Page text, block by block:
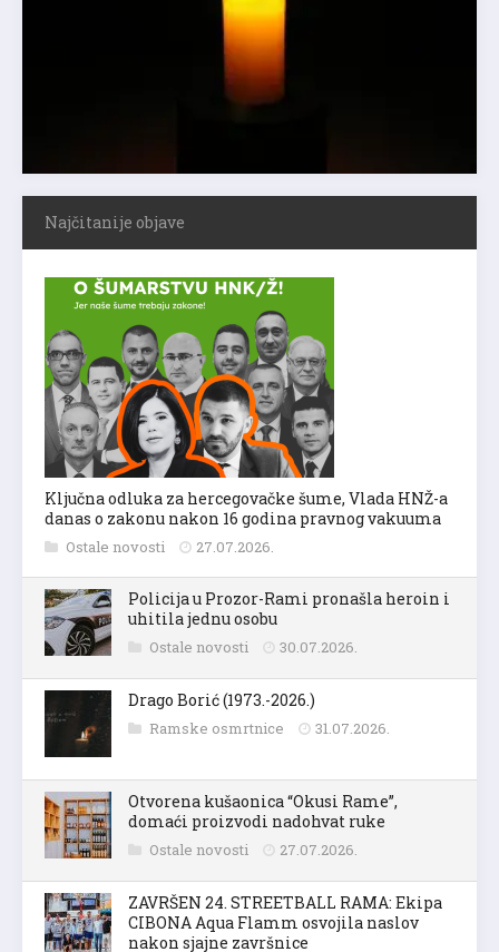
Najčitanije objave
Ključna odluka za hercegovačke šume, Vlada HNŽ-a
danas o zakonu nakon 16 godina pravnog vakuuma
Ostale novosti 27.07.2026.
Policija u Prozor-Rami pronašla heroin i
uhitila jednu osobu
Ostale novosti 30.07.2026.
Drago Borić (1973.-2026.)
Ramske osmrtnice 31.07.2026.
Otvorena kušaonica “Okusi Rame”,
domaći proizvodi nadohvat ruke
Ostale novosti 27.07.2026.
ZAVRŠEN 24. STREETBALL RAMA: Ekipa
CIBONA Aqua Flamm osvojila naslov
nakon sjajne završnice